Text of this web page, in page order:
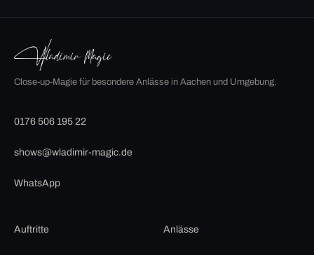
Close-up-Magie für besondere Anlässe in Aachen und Umgebung.
0176 506 195 22
shows@wladimir-magic.de
WhatsApp
Auftritte Anlässe